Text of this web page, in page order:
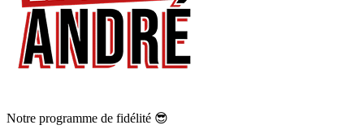
Notre programme de fidélité 😎